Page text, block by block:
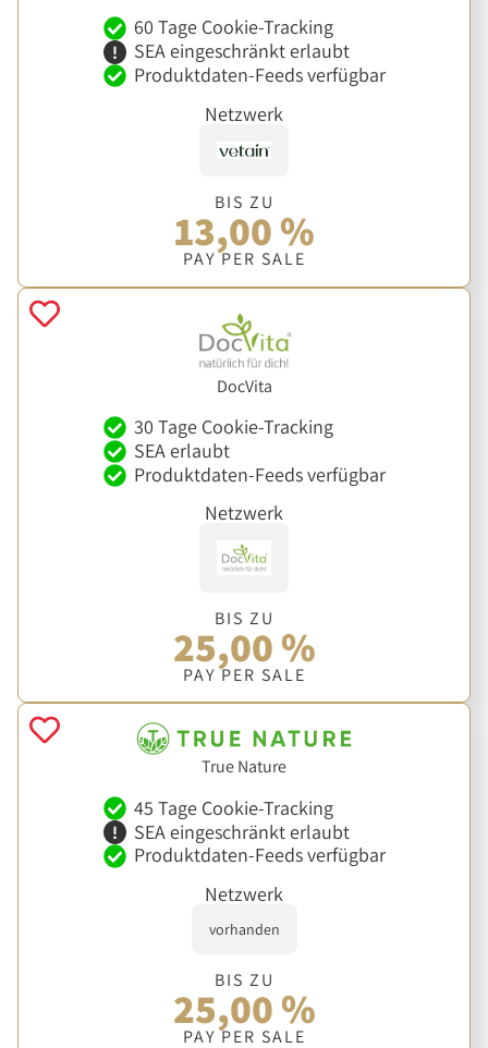
60 Tage Cookie-Tracking
SEA eingeschränkt erlaubt
Produktdaten-Feeds verfügbar
Netzwerk
BIS ZU
13,00 %
PAY PER SALE
DocVita
30 Tage Cookie-Tracking
SEA erlaubt
Produktdaten-Feeds verfügbar
Netzwerk
BIS ZU
25,00 %
PAY PER SALE
True Nature
45 Tage Cookie-Tracking
SEA eingeschränkt erlaubt
Produktdaten-Feeds verfügbar
Netzwerk
vorhanden
BIS ZU
25,00 %
PAY PER SALE